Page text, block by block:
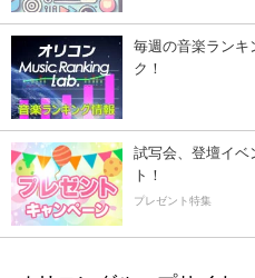
毎週の音楽ランキ
ク！
試写会、登壇イベ
ト！
プレゼント特集